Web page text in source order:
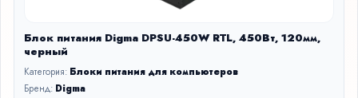
Блок питания Digma DPSU-450W RTL, 450Вт, 120мм,
черный
Категория: Блоки питания для компьютеров
Бренд: Digma